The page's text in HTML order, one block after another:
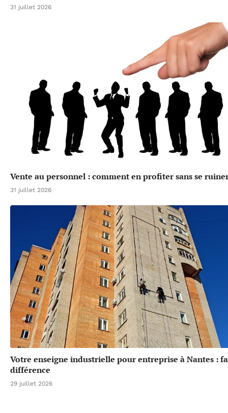
31 juillet 2026
Vente au personnel : comment en profiter sans se
31 juillet 2026
Votre enseigne industrielle pour entreprise à Nantes :
différence
29 juillet 2026